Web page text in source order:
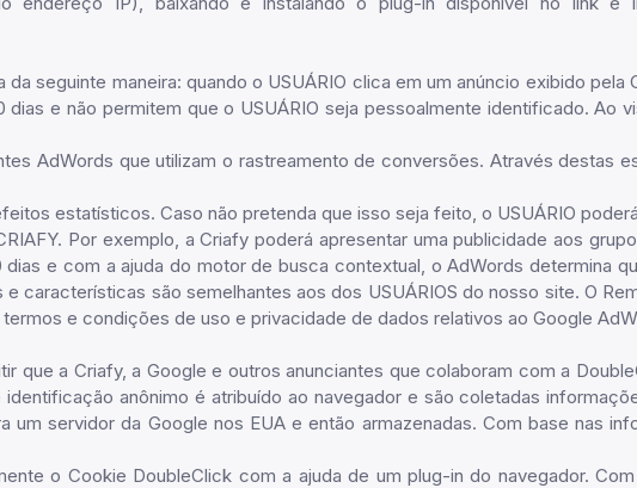
seguinte maneira: quando o USUÁRIO clica em um anúncio exibido
e não permitem que o USUÁRIO seja pessoalmente identificado. Ao
AdWords que utilizam o rastreamento de conversões. Através destas
estatísticos. Caso não pretenda que isso seja feito, o USUÁRIO
Por exemplo, a Criafy poderá apresentar uma publicidade aos
e com a ajuda do motor de busca contextual, o AdWords determina
são semelhantes aos dos USUÁRIOS do nosso site. O
e condições de uso e privacidade de dados relativos ao Google
a Criafy, a Google e outros anunciantes que colaboram com a
anônimo é atribuído ao navegador e são coletadas
servidor da Google nos EUA e então armazenadas. Com base nas
o Cookie DoubleClick com a ajuda de um plug-in do navegador.